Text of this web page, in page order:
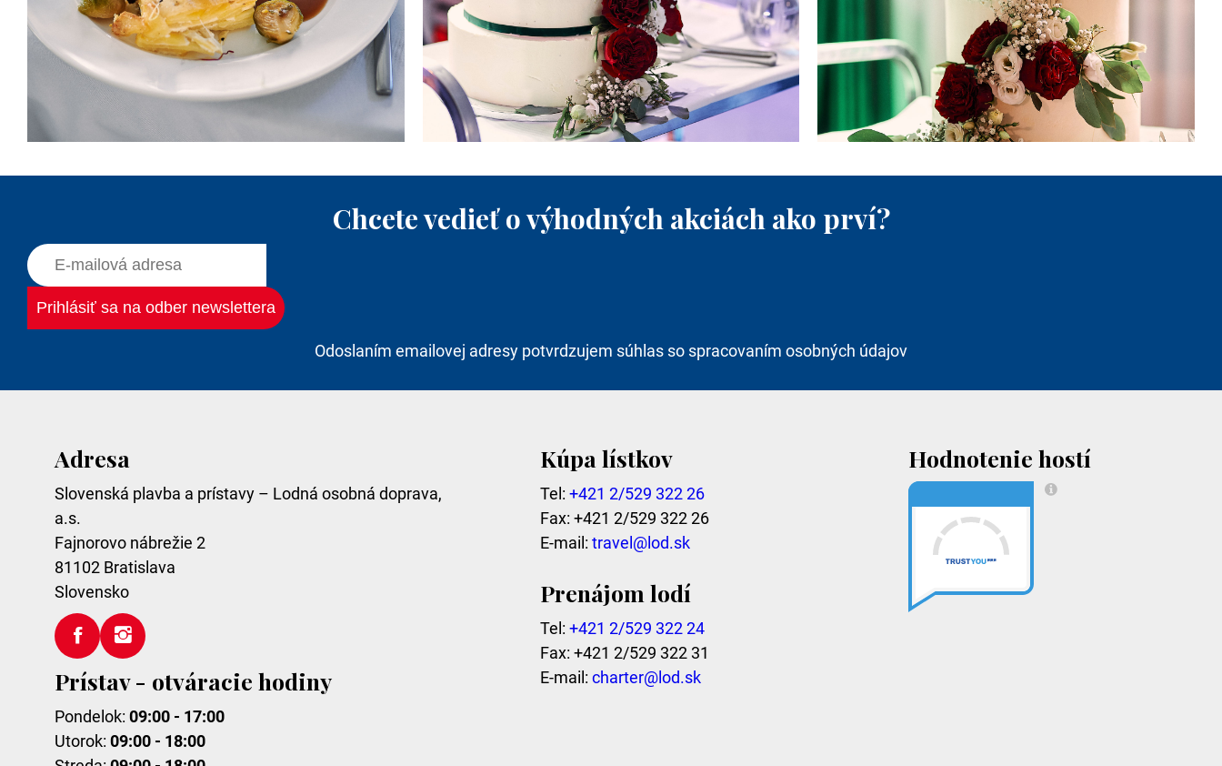
Chcete vedieť o výhodných akciách ako prví?
Odoslaním emailovej adresy potvrdzujem súhlas so spracovaním osobných údajov
Adresa
Slovenská plavba a prístavy – Lodná osobná doprava,
a.s.
Fajnorovo nábrežie 2
81102 Bratislava
Slovensko
Prístav - otváracie hodiny
Pondelok: 09:00 - 17:00
Utorok: 09:00 - 18:00
Kúpa lístkov
Tel: +421 2/529 322 26
Fax: +421 2/529 322 26
E-mail: travel@lod.sk
Prenájom lodí
Tel: +421 2/529 322 24
Fax: +421 2/529 322 31
E-mail: charter@lod.sk
Hodnotenie hostí